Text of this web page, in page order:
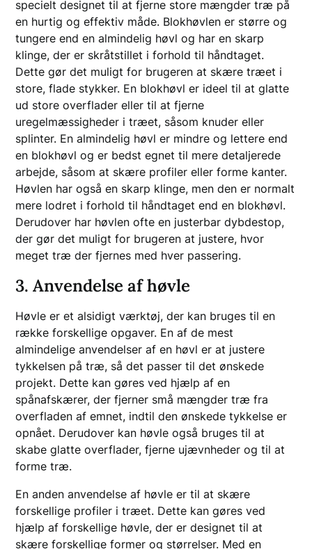
specielt designet til at fjerne store mængder træ på
en hurtig og effektiv måde. Blokhøvlen er større og
tungere end en almindelig høvl og har en skarp
klinge, der er skråtstillet i forhold til håndtaget.
Dette gør det muligt for brugeren at skære træet i
store, flade stykker. En blokhøvl er ideel til at glatte
ud store overflader eller til at fjerne
uregelmæssigheder i træet, såsom knuder eller
splinter. En almindelig høvl er mindre og lettere end
en blokhøvl og er bedst egnet til mere detaljerede
arbejde, såsom at skære profiler eller forme kanter.
Høvlen har også en skarp klinge, men den er normalt
mere lodret i forhold til håndtaget end en blokhøvl.
Derudover har høvlen ofte en justerbar dybdestop,
der gør det muligt for brugeren at justere, hvor
meget træ der fjernes med hver passering.
3. Anvendelse af høvle
Høvle er et alsidigt værktøj, der kan bruges til en
række forskellige opgaver. En af de mest
almindelige anvendelser af en høvl er at justere
tykkelsen på træ, så det passer til det ønskede
projekt. Dette kan gøres ved hjælp af en
spånafskærer, der fjerner små mængder træ fra
overfladen af emnet, indtil den ønskede tykkelse er
opnået. Derudover kan høvle også bruges til at
skabe glatte overflader, fjerne ujævnheder og til at
forme træ.
En anden anvendelse af høvle er til at skære
forskellige profiler i træet. Dette kan gøres ved
hjælp af forskellige høvle, der er designet til at
skære forskellige former og størrelser. Med en